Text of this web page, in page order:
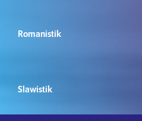
Romanistik
Slawistik